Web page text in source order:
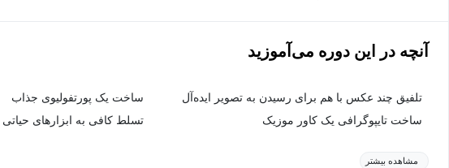
آنچه در این دوره می‌آموزید
تلفیق چند عکس با هم برای رسیدن به تصویر ایده‌آل
ساخت یک پورتفولیوی جذاب
ساخت تایپوگرافی یک کاور موزیک
تسلط کافی به ابزارهای
مشاهده بیشتر